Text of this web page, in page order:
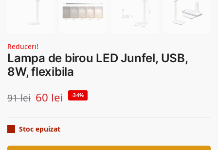
Reduceri!
Lampa de birou LED Junfel, USB,
8W, flexibila
91lei 60 lei -34%
Stoc epuizat